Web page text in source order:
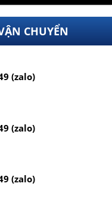
CHUYỂN
(zalo)
(zalo)
(zalo)